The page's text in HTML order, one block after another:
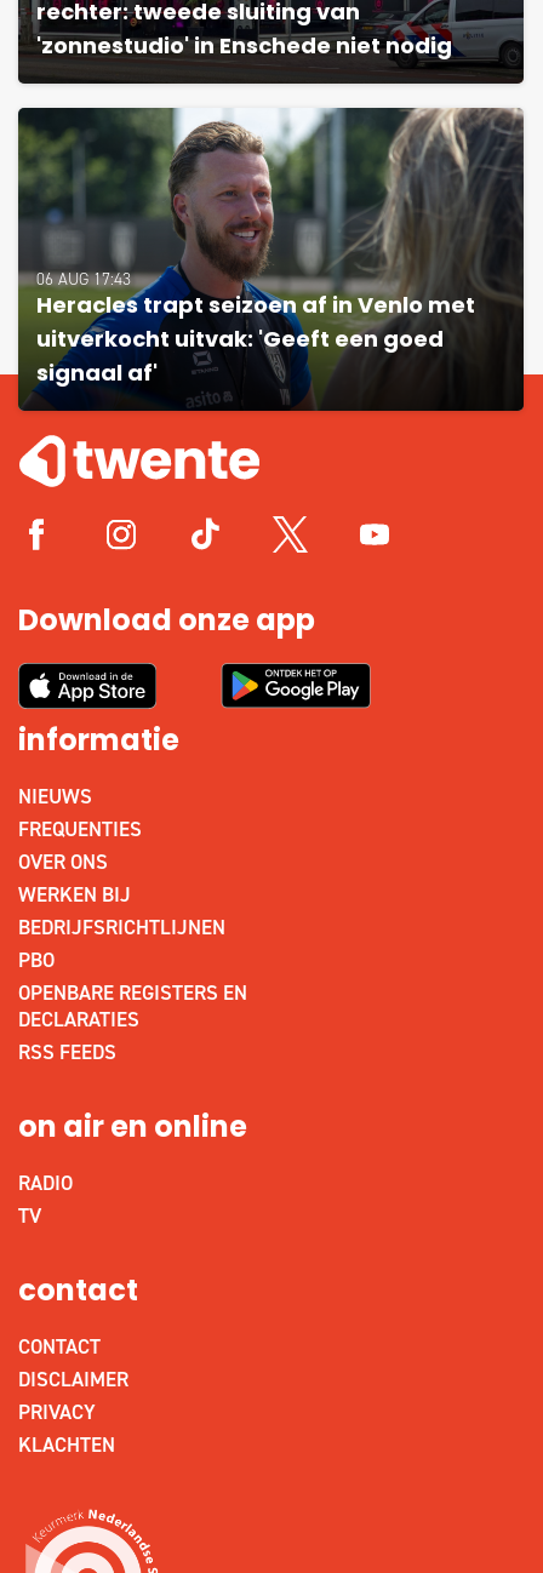
rechter: tweede sluiting van
'zonnestudio' in Enschede niet nodig
06 AUG 17:43
Heracles trapt seizoen af in Venlo met
uitverkocht uitvak: 'Geeft een goed
signaal af'
Download onze app
informatie
NIEUWS
FREQUENTIES
OVER ONS
WERKEN BIJ
BEDRIJFSRICHTLIJNEN
PBO
OPENBARE REGISTERS EN
DECLARATIES
RSS FEEDS
on air en online
RADIO
TV
contact
CONTACT
DISCLAIMER
PRIVACY
KLACHTEN